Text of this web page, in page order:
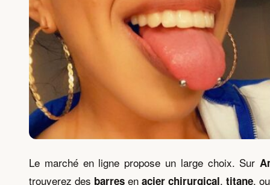
Le marché en ligne propose un large choix. Sur
trouverez des barres en acier chirurgical, titane,